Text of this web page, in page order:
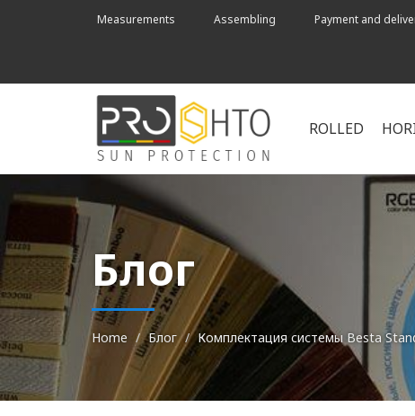
Measurements Assembling Payment and
ROLLED
Блог
Home Блог Комплектация системы Besta